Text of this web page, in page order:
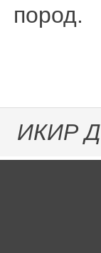
пород.
ИКИР